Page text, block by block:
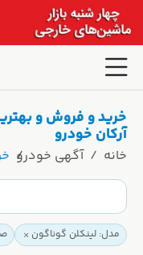
خرید و فروش و
آرکان خودرو
خانه آگهی خودرو
مدل: لینکلن گوناگون